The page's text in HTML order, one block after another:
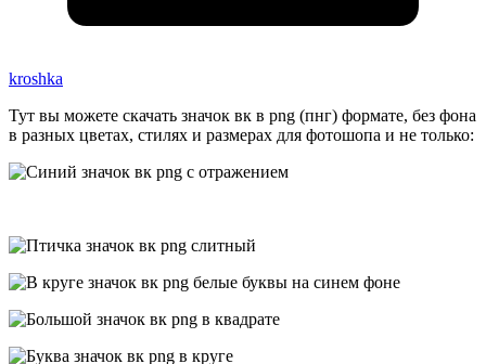
kroshka
Тут вы можете скачать значок вк в png (пнг) формате, без фона
в разных цветах, стилях и размерах для фотошопа и не только: